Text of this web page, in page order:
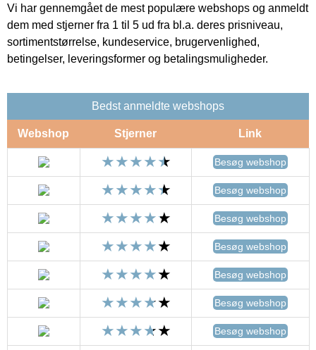
Vi har gennemgået de mest populære webshops og anmeldt
dem med stjerner fra 1 til 5 ud fra bl.a. deres prisniveau,
sortimentstørrelse, kundeservice, brugervenlighed,
betingelser, leveringsformer og betalingsmuligheder.
Bedst anmeldte webshops
Webshop Stjerner Link
Besøg webshop
Besøg webshop
Besøg webshop
Besøg webshop
Besøg webshop
Besøg webshop
Besøg webshop